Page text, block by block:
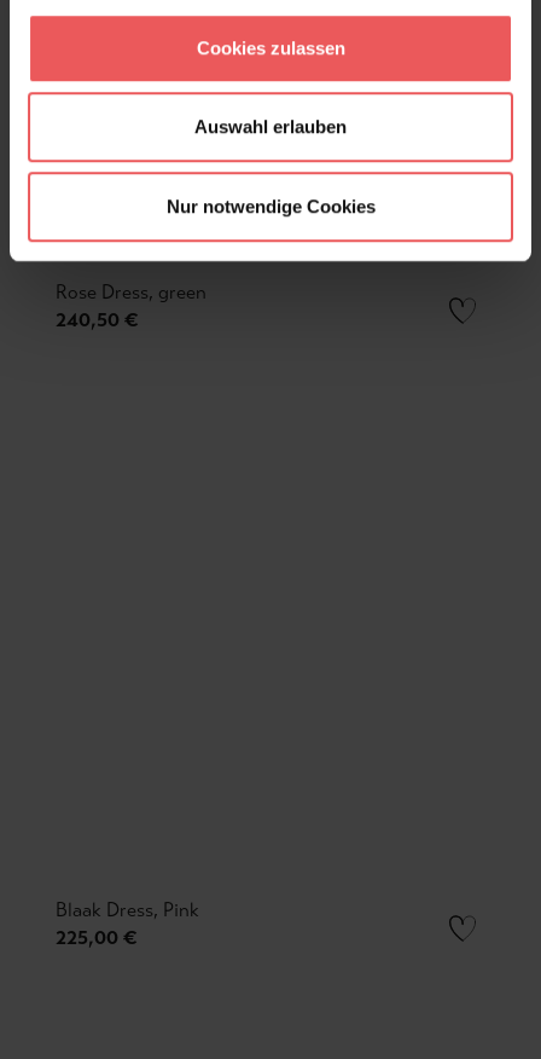
Cookies zulassen
Auswahl erlauben
Nur notwendige Cookies
Rose Dress, green
240,50 €
Blaak Dress, Pink
225,00 €